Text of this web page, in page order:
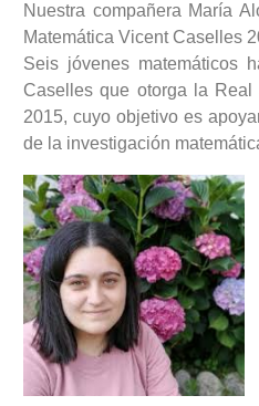
Nuestra compañera María
Matemática Vicent Caselles
Seis jóvenes matemáticos
Caselles que otorga la
2015, cuyo objetivo es
de la investigación